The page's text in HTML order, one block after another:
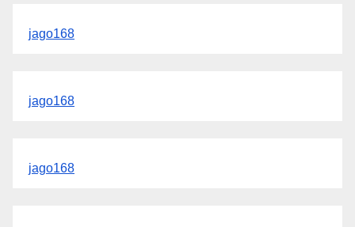
jago168
jago168
jago168